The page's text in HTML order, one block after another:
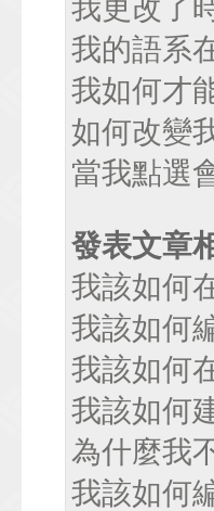
我更改了
我的語系
我如何才
如何改變
當我點選
發表文章
我該如何
我該如何
我該如何
我該如何
為什麼我
我該如何